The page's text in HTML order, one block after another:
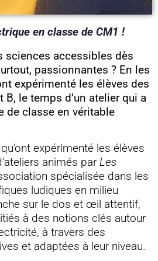
en classe de CM1 !
sciences accessibles dès
passionnantes ? En les
expérimenté les élèves des
B, le temps d’un atelier qui a
de classe en véritable
expérimenté les élèves
animés parLes
spécialisée dans les
ludiques en milieu
sur le dos et œil attentif,
à des notions clés autour
à travers des
et adaptées à leur niveau.